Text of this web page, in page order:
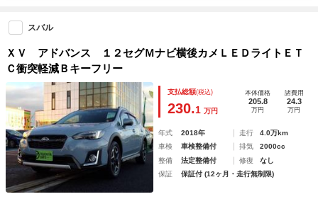
スバル
ＸＶ アドバンス １２セグＭナビ横後カメＬＥＤライトＥＴ
Ｃ衝突軽減Ｂキーフリー
支払総額(税込)
230.1 万円
本体価格
205.8
万円
諸費用
24.3
万円
年式 2018年 走行
4.0万km
車検
車検整備付 排気
2000cc
整備
法定整備付 修復
なし
保証
保証付 (12ヶ月・走行無制限)